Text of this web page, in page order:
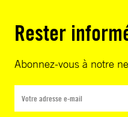
Rester
Abonnez-vous à notre